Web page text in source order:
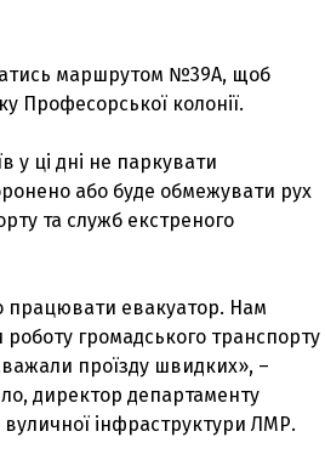
маршрутом №39А, щоб
Професорської колонії.
у ці дні не паркувати
або буде обмежувати рух
та служб екстреного
працювати евакуатор. Нам
громадського транспорту
проїзду швидких», –
директор департаменту
вуличної інфраструктури ЛМР.